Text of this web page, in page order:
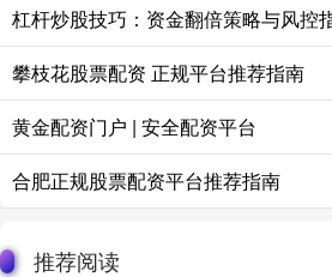
杠杆炒股技巧：资金翻倍策略与风控
攀枝花股票配资 正规平台推荐指南
黄金配资门户 | 安全配资平台
合肥正规股票配资平台推荐指南
推荐阅读